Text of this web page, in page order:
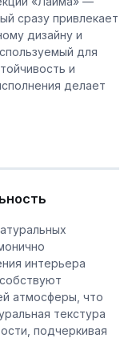
сразу привлекает
дизайну и
для
и
делает
интерьера
атмосферы, что
текстура
подчеркивая